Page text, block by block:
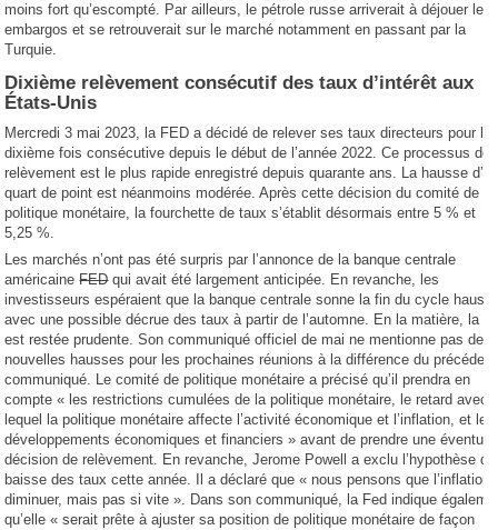
moins fort qu’escompté. Par ailleurs, le pétrole russe arriverait à déjouer les
embargos et se retrouverait sur le marché notamment en passant par la
Turquie.
Dixième relèvement consécutif des taux d’intérêt aux
États-Unis
Mercredi 3 mai 2023, la FED a décidé de relever ses taux directeurs pour la
dixième fois consécutive depuis le début de l’année 2022. Ce processus de
relèvement est le plus rapide enregistré depuis quarante ans. La hausse
quart de point est néanmoins modérée. Après cette décision du comité de
politique monétaire, la fourchette de taux s’établit désormais entre 5 % et
5,25 %.
Les marchés n’ont pas été surpris par l’annonce de la banque centrale
américaineFEDqui avait été largement anticipée. En revanche, les
investisseurs espéraient que la banque centrale sonne la fin du cycle
avec une possible décrue des taux à partir de l’automne. En la matière, la
est restée prudente. Son communiqué officiel de mai ne mentionne pas de
nouvelles hausses pour les prochaines réunions à la différence du précédent
communiqué. Le comité de politique monétaire a précisé qu’il prendra en
compte « les restrictions cumulées de la politique monétaire, le retard avec
lequel la politique monétaire affecte l’activité économique et l’inflation, et les
développements économiques et financiers » avant de prendre une
décision de relèvement. En revanche, Jerome Powell a exclu l’hypothèse
baisse des taux cette année. Il a déclaré que « nous pensons que l’inflation
diminuer, mais pas si vite ». Dans son communiqué, la Fed indique
qu’elle « serait prête à ajuster sa position de politique monétaire de façon